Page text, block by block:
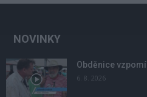
NOVINKY
Obděnice
6. 8. 2026